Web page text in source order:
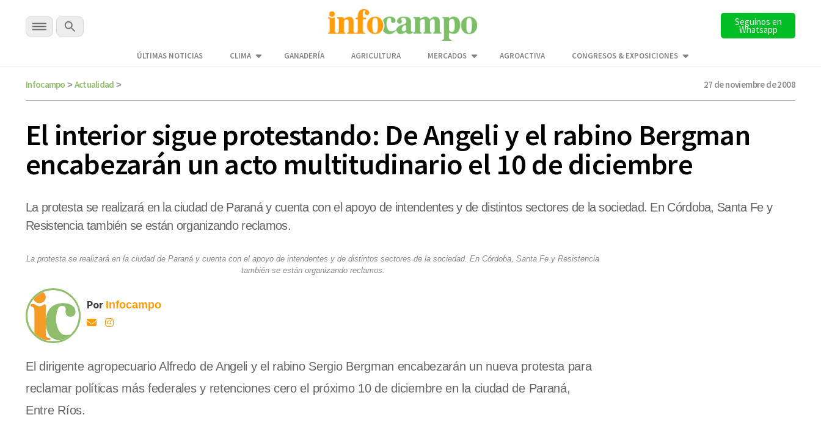
Seguinos en
Whatsapp
ÚLTIMAS NOTICIAS CLIMA GANADERÍA AGRICULTURA MERCADOS AGROACTIVA CONGRESOS & EXPOSICIONES
Infocampo > Actualidad > 27 de noviembre de 2008
El interior sigue protestando: De Angeli y el rabino Bergman
encabezarán un acto multitudinario el 10 de diciembre
La protesta se realizará en la ciudad de Paraná y cuenta con el apoyo de intendentes y de distintos sectores de la sociedad. En Córdoba, Santa Fe y
Resistencia también se están organizando reclamos.
La protesta se realizará en la ciudad de Paraná y cuenta con el apoyo de intendentes y de distintos sectores de la sociedad. En Córdoba, Santa Fe y Resistencia
también se están organizando reclamos.
Por Infocampo
El dirigente agropecuario Alfredo de Angeli y el rabino Sergio Bergman encabezarán un nueva protesta para
reclamar políticas más federales y retenciones cero el próximo 10 de diciembre en la ciudad de Paraná,
Entre Ríos.